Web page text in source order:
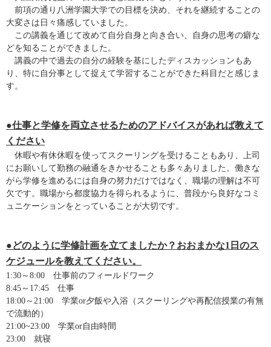
前項の通り八洲学園大学での目標を決め、それを継続することの
大変さは日々痛感していました。
この講義を通じて改めて自分自身と向き合い、自身の思考の癖な
どを知ることができました。
講義の中で過去の自分の経験を基にしたディスカッションもあ
り、特に自分事として捉えて学習することができた科目だと感じま
す。
●仕事と学修を両立させるためのアドバイスがあれば教えて
ください
休暇や有休休暇を使ってスクーリングを受けることもあり、上司
にお願いして勤務の融通をきかせることも多々ありました。働きな
がら学修を進めるには自身の努力だけではなく、職場の理解は不可
欠です。職場から都度協力を得られるように、普段から良好なコミ
ュニケーションをとっていることが大切です。
●どのように学修計画を立てましたか？おおまかな1日のス
ケジュールを教えてください。
1:30～8:00 仕事前のフィールドワーク
8:45～17:45 仕事
18:00～21:00 学業or夕飯や入浴（スクーリングや再配信授業の有無
で流動的）
21:00~23:00 学業or自由時間
23:00 就寝